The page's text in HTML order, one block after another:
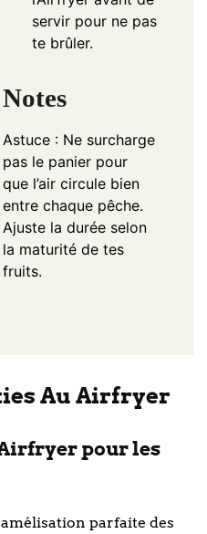
servir pour ne pas
te brûler.
Notes
Astuce : Ne surcharge
pas le panier pour
que l’air circule bien
entre chaque pêche.
Ajuste la durée selon
la maturité de tes
fruits.
Au Airfryer
pour les
parfaite des